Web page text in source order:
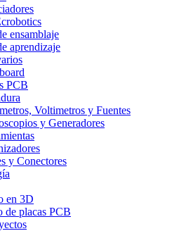
ensamblaje
aprendizaje
PCB
Voltimetros y Fuentes
y Generadores
y Conectores
en 3D
de placas PCB